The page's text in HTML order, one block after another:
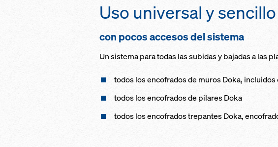
Uso universal y sencillo
con pocos accesos del sistema
Un sistema para todas las subidas y bajadas a las
todos los encofrados de muros Doka,
todos los encofrados de pilares Doka
todos los encofrados trepantes Doka,